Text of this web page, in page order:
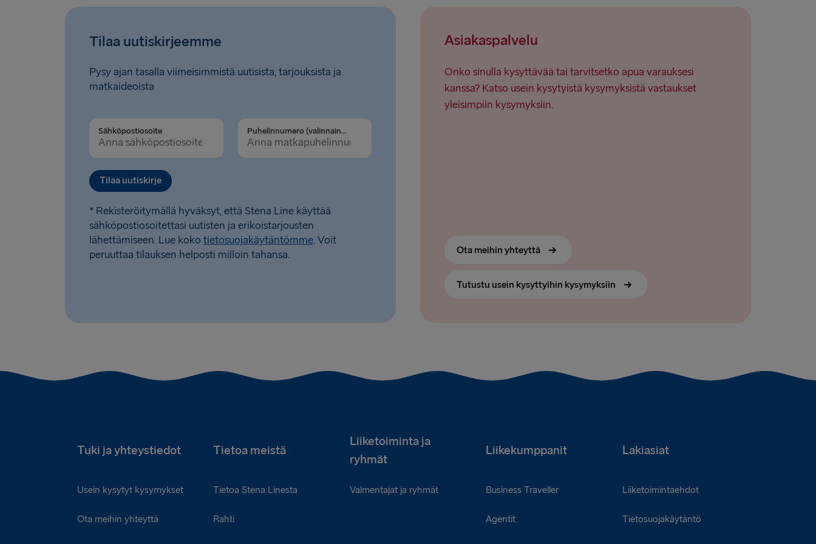
Nynäshamn → Ventspils
Tilaa uutiskirjeemme
Pysy ajan tasalla viimeisimmistä uutisista, tarjouksista ja
matkaideoista
Sähköpostiosoite Puhelinnumero (valinnainen)
Tilaa uutiskirje
* Rekisteröitymällä hyväksyt, että Stena Line käyttää
sähköpostiosoitettasi uutisten ja erikoistarjousten
lähettämiseen. Lue koko tietosuojakäytäntömme. Voit
peruuttaa tilauksen helposti milloin tahansa.
Asiakaspalvelu
Onko sinulla kysyttävää tai tarvitsetko apua varauksesi
kanssa? Katso usein kysytyistä kysymyksistä vastaukset
yleisimpiin kysymyksiin.
Ota meihin yhteyttä
Tutustu usein kysyttyihin kysymyksiin
Tuki ja yhteystiedot Tietoa meistä
Liiketoiminta ja
ryhmät
Liikekumppanit Lakiasiat
Usein kysytyt kysymykset
Ota meihin yhteyttä
Tietoa Stena Linesta
Rahti
Valmentajat ja ryhmät Business Traveller
Agentit
Liiketoimintaehdot
Tietosuojakäytäntö